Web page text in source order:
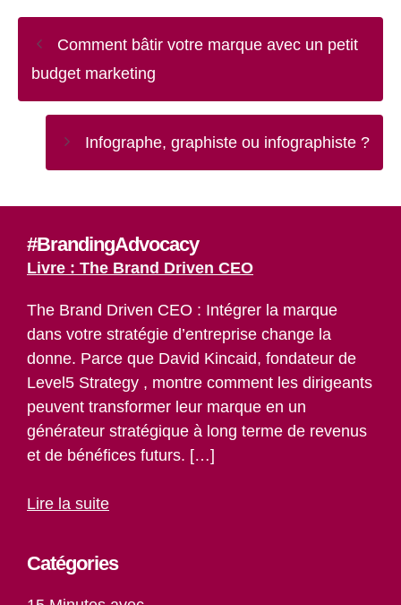
Comment bâtir votre marque avec un petit
budget marketing
Infographe, graphiste ou infographiste ?
#BrandingAdvocacy
Livre : The Brand Driven CEO
The Brand Driven CEO : Intégrer la marque
dans votre stratégie d’entreprise change la
donne. Parce que David Kincaid, fondateur de
Level5 Strategy , montre comment les dirigeants
peuvent transformer leur marque en un
générateur stratégique à long terme de revenus
et de bénéfices futurs. […]
Lire la suite
Catégories